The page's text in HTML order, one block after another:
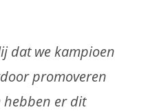
dat we kampioen
promoveren
hebben er dit